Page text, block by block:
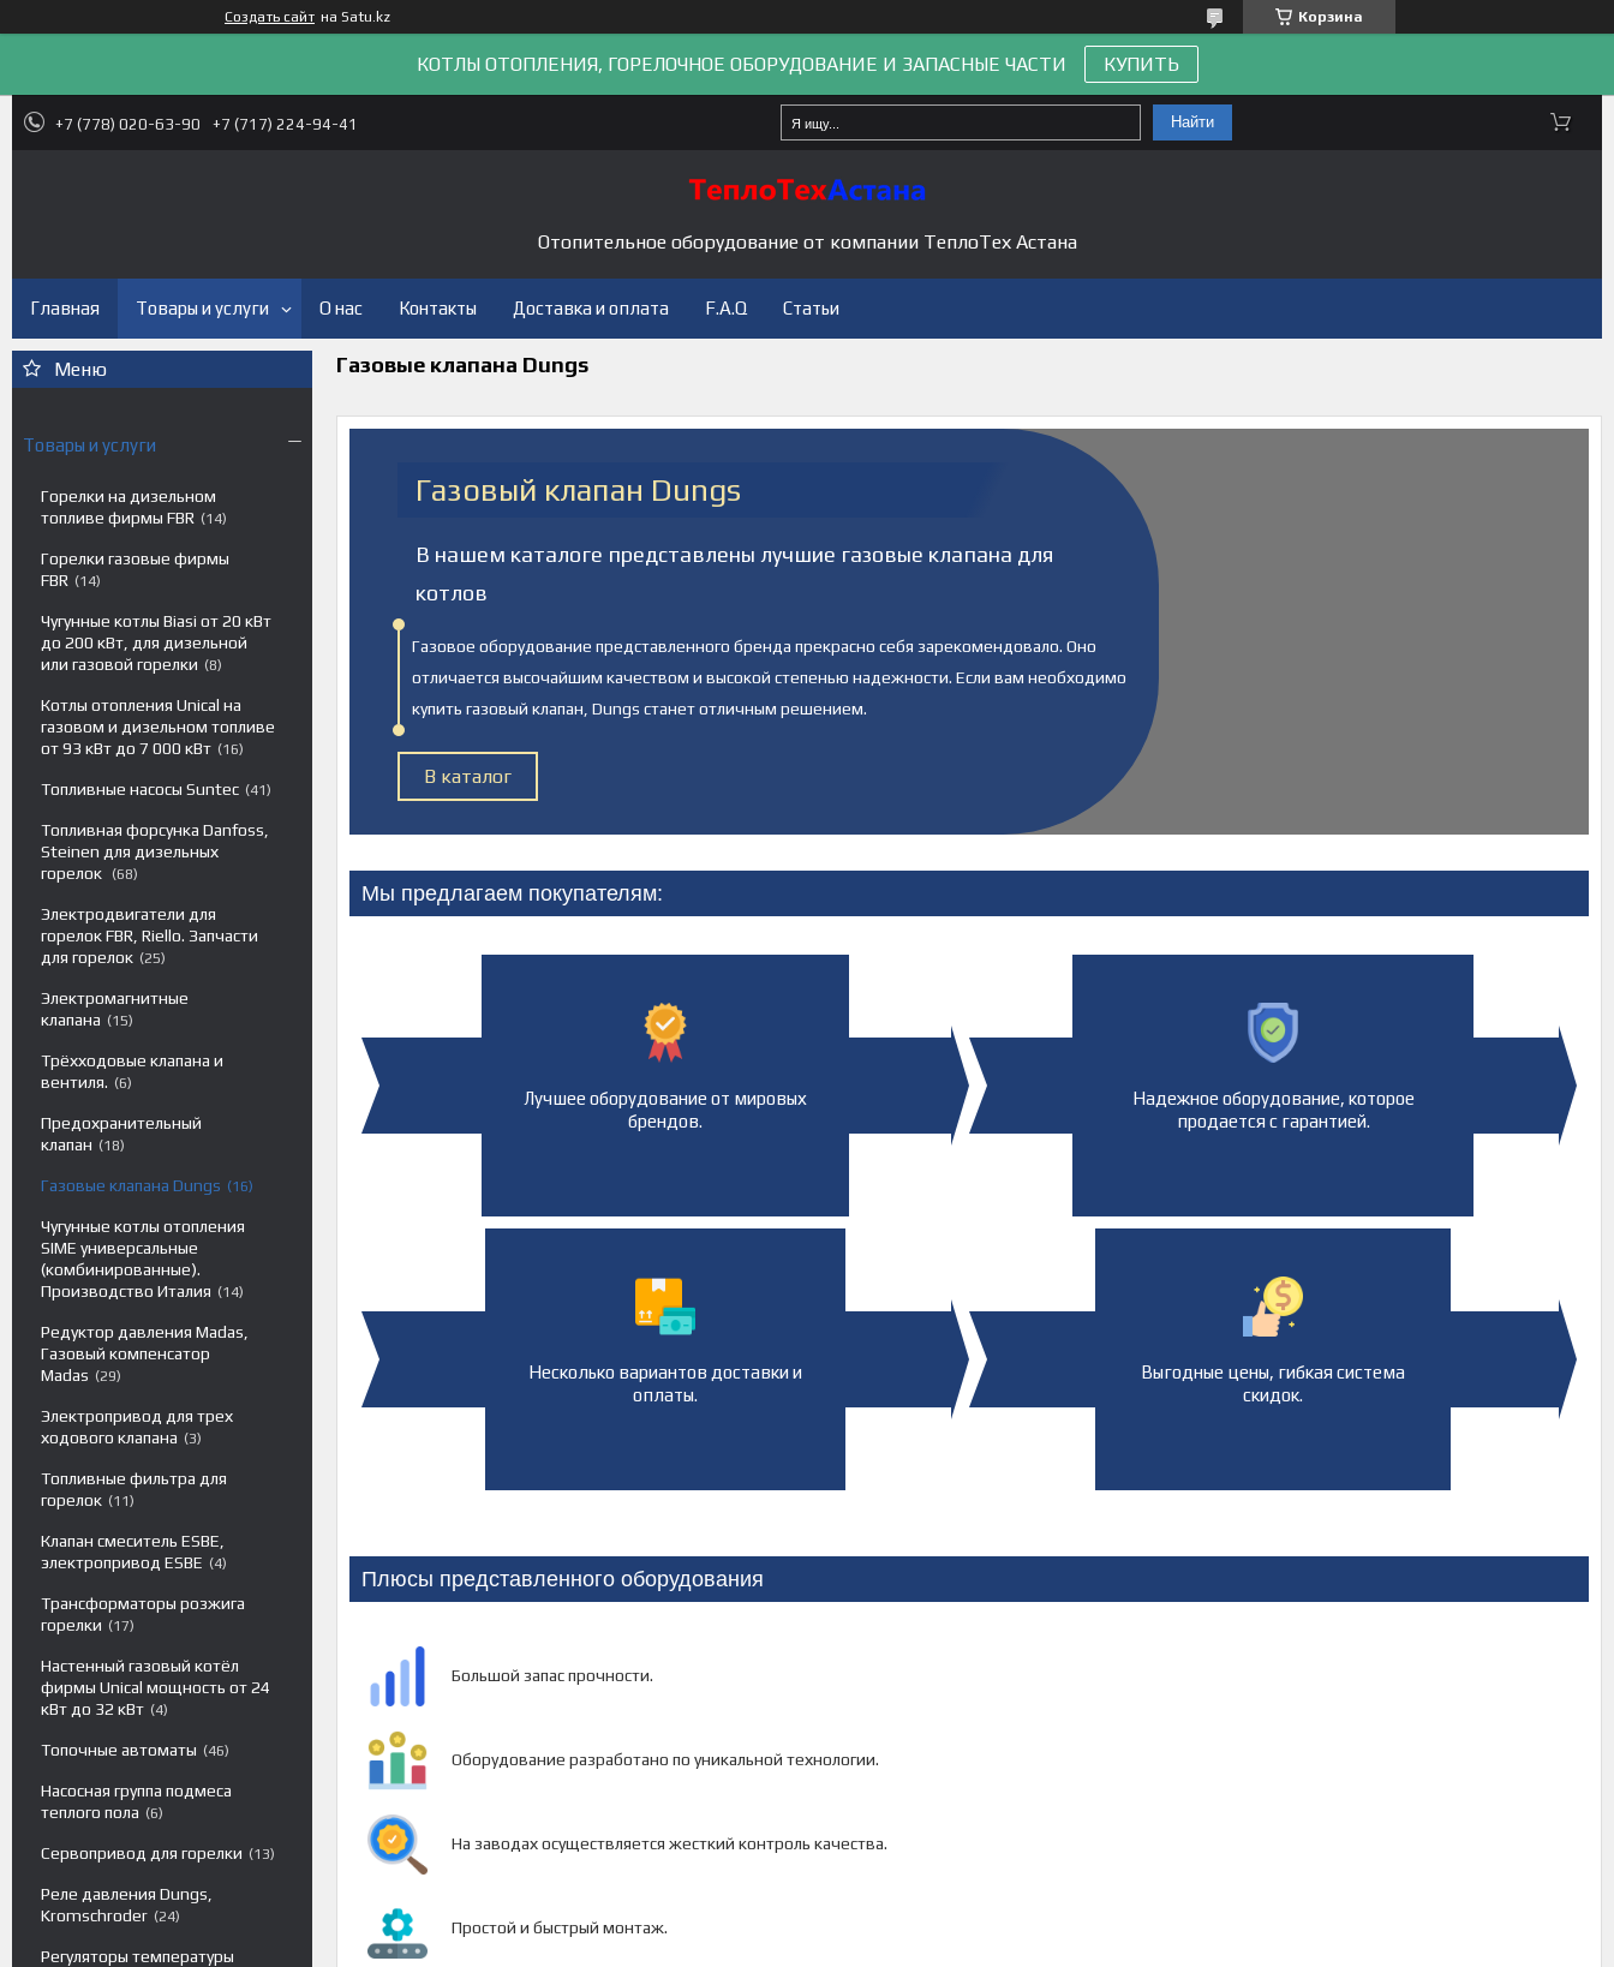
Создать сайт на Satu.kz Корзина
КОТЛЫ ОТОПЛЕНИЯ, ГОРЕЛОЧНОЕ ОБОРУДОВАНИЕ И ЗАПАСНЫЕ ЧАСТИ КУПИТЬ
+7 (778) 020-63-90 +7 (717) 224-94-41 Найти
Отопительное оборудование от компании ТеплоТех Астана
Главная Товары и услуги О нас Контакты Доставка и оплата F.A.Q Статьи
Товары и услуги
Горелки на дизельном
топливе фирмы FBR
14
Горелки газовые фирмы
FBR
14
Чугунные котлы Biasi от 20 кВт
до 200 кВт, для дизельной
или газовой горелки
8
Котлы отопления Unical на
газовом и дизельном топливе
от 93 кВт до 7 000 кВт
16
Топливные насосы Suntec 41
Топливная форсунка Danfoss,
Steinen для дизельных
горелок
68
Электродвигатели для
горелок FBR, Riello. Запчасти
для горелок
25
Электромагнитные
клапана
15
Трёхходовые клапана и
вентиля.
6
Предохранительный
клапан
18
Газовые клапана Dungs 16
Чугунные котлы отопления
SIME универсальные
(комбинированные).
Производство Италия
14
Редуктор давления Madas,
Газовый компенсатор
Madas
29
Электропривод для трех
ходового клапана
3
Топливные фильтра для
горелок
11
Клапан смеситель ESBE,
электропривод ESBE
4
Трансформаторы розжига
горелки
17
Настенный газовый котёл
фирмы Unical мощность от 24
кВт до 32 кВт
4
Топочные автоматы 46
Насосная группа подмеса
теплого пола
6
Сервопривод для горелки 13
Реле давления Dungs,
Kromschroder
24
Регуляторы температуры
Газовые клапана Dungs
Газовый клапан Dungs
В нашем каталоге представлены лучшие газовые клапана для
котлов
Газовое оборудование представленного бренда прекрасно себя зарекомендовало. Оно
отличается высочайшим качеством и высокой степенью надежности. Если вам необходимо
купить газовый клапан, Dungs станет отличным решением.
В каталог
Мы предлагаем покупателям:
Лучшее оборудование от мировых
брендов.
Надежное оборудование, которое
продается с гарантией.
Несколько вариантов доставки и
оплаты.
Выгодные цены, гибкая система
скидок.
Плюсы представленного оборудования
Большой запас прочности.
Оборудование разработано по уникальной технологии.
На заводах осуществляется жесткий контроль качества.
Простой и быстрый монтаж.